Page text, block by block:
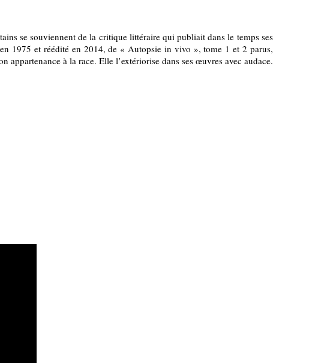
se souviennent de la critique littéraire qui publiait dans le temps ses
1975 et réédité en 2014, de « Autopsie in vivo », tome 1 et 2 parus,
à la race. Elle l’extériorise dans ses œuvres avec audace.